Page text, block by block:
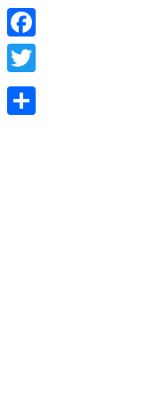
Facebook
Twitter